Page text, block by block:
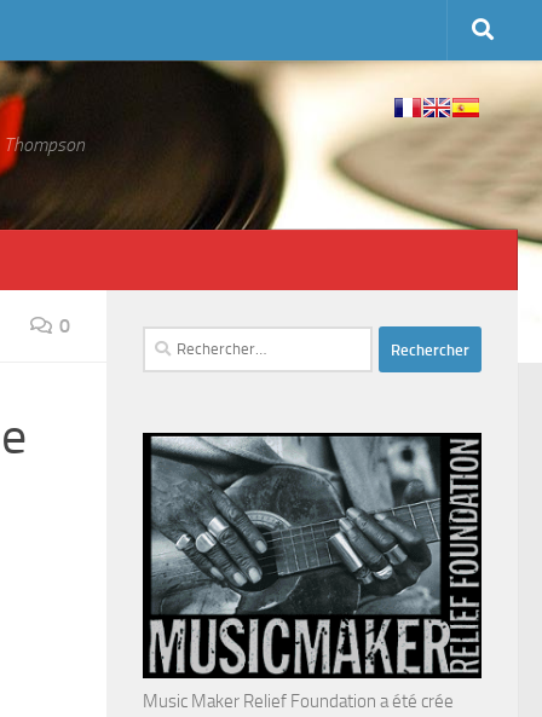
0
Rechercher :
Music Maker Relief Foundation a été crée